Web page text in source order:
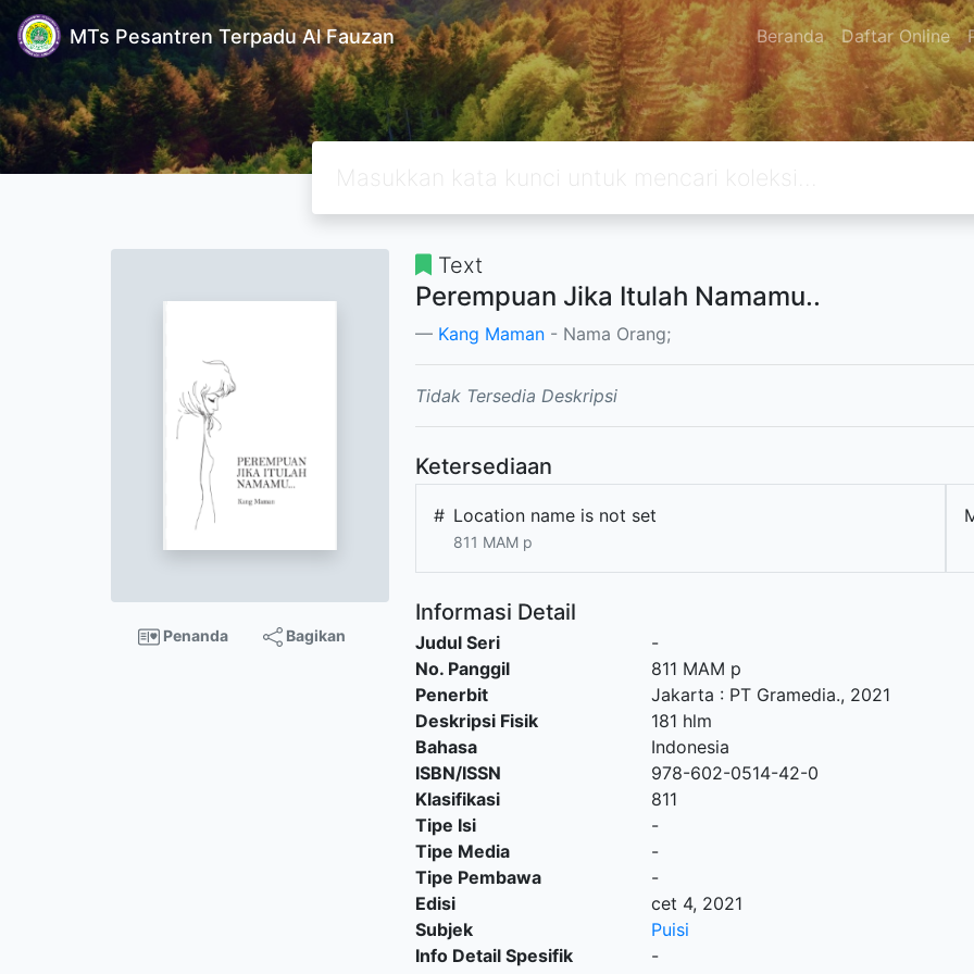
MTs Pesantren Terpadu Al Fauzan Beranda Daftar Online
Penanda Bagikan
Text
Perempuan Jika Itulah Namamu..
Kang Maman - Nama Orang;
Tidak Tersedia Deskripsi
Ketersediaan
# Location name is not set
811 MAM p
Informasi Detail
Judul Seri
-
No. Panggil
811 MAM p
Penerbit
Jakarta : PT Gramedia., 2021
Deskripsi Fisik
181 hlm
Bahasa
Indonesia
ISBN/ISSN
978-602-0514-42-0
Klasifikasi
811
Tipe Isi
-
Tipe Media
-
Tipe Pembawa
-
Edisi
cet 4, 2021
Subjek
Puisi
Info Detail Spesifik
-